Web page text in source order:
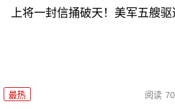
上将一封信捅破天！美军五艘驱
最热 阅读